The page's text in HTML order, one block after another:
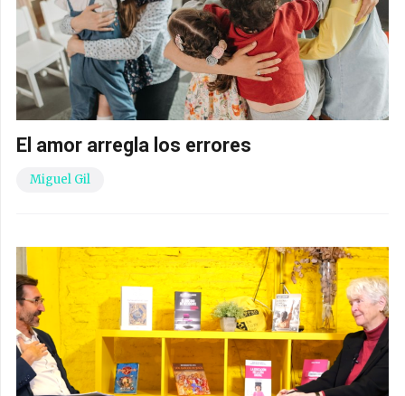
El amor arregla los errores
Miguel Gil